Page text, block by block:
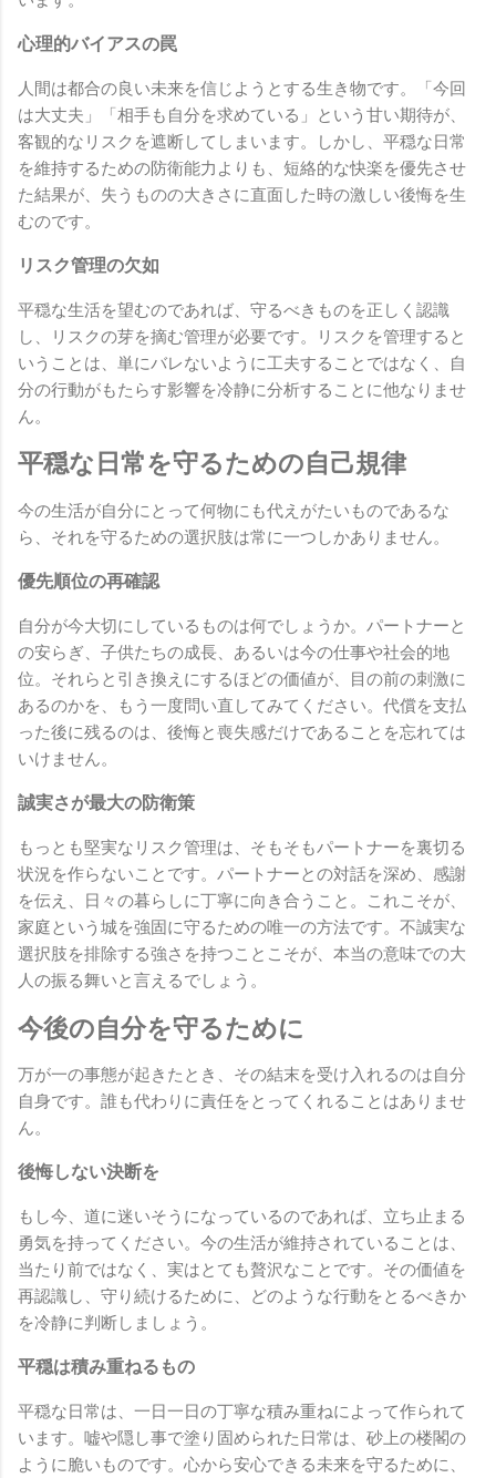
心理的バイアスの罠
人間は都合の良い未来を信じようとする生き物です。「今回
は大丈夫」「相手も自分を求めている」という甘い期待が、
客観的なリスクを遮断してしまいます。しかし、平穏な日常
を維持するための防衛能力よりも、短絡的な快楽を優先させ
た結果が、失うものの大きさに直面した時の激しい後悔を生
むのです。
リスク管理の欠如
平穏な生活を望むのであれば、守るべきものを正しく認識
し、リスクの芽を摘む管理が必要です。リスクを管理すると
いうことは、単にバレないように工夫することではなく、自
分の行動がもたらす影響を冷静に分析することに他なりませ
ん。
平穏な日常を守るための自己規律
今の生活が自分にとって何物にも代えがたいものであるな
ら、それを守るための選択肢は常に一つしかありません。
優先順位の再確認
自分が今大切にしているものは何でしょうか。パートナーと
の安らぎ、子供たちの成長、あるいは今の仕事や社会的地
位。それらと引き換えにするほどの価値が、目の前の刺激に
あるのかを、もう一度問い直してみてください。代償を支払
った後に残るのは、後悔と喪失感だけであることを忘れては
いけません。
誠実さが最大の防衛策
もっとも堅実なリスク管理は、そもそもパートナーを裏切る
状況を作らないことです。パートナーとの対話を深め、感謝
を伝え、日々の暮らしに丁寧に向き合うこと。これこそが、
家庭という城を強固に守るための唯一の方法です。不誠実な
選択肢を排除する強さを持つことこそが、本当の意味での大
人の振る舞いと言えるでしょう。
今後の自分を守るために
万が一の事態が起きたとき、その結末を受け入れるのは自分
自身です。誰も代わりに責任をとってくれることはありませ
ん。
後悔しない決断を
もし今、道に迷いそうになっているのであれば、立ち止まる
勇気を持ってください。今の生活が維持されていることは、
当たり前ではなく、実はとても贅沢なことです。その価値を
再認識し、守り続けるために、どのような行動をとるべきか
を冷静に判断しましょう。
平穏は積み重ねるもの
平穏な日常は、一日一日の丁寧な積み重ねによって作られて
います。嘘や隠し事で塗り固められた日常は、砂上の楼閣の
ように脆いものです。心から安心できる未来を守るために、